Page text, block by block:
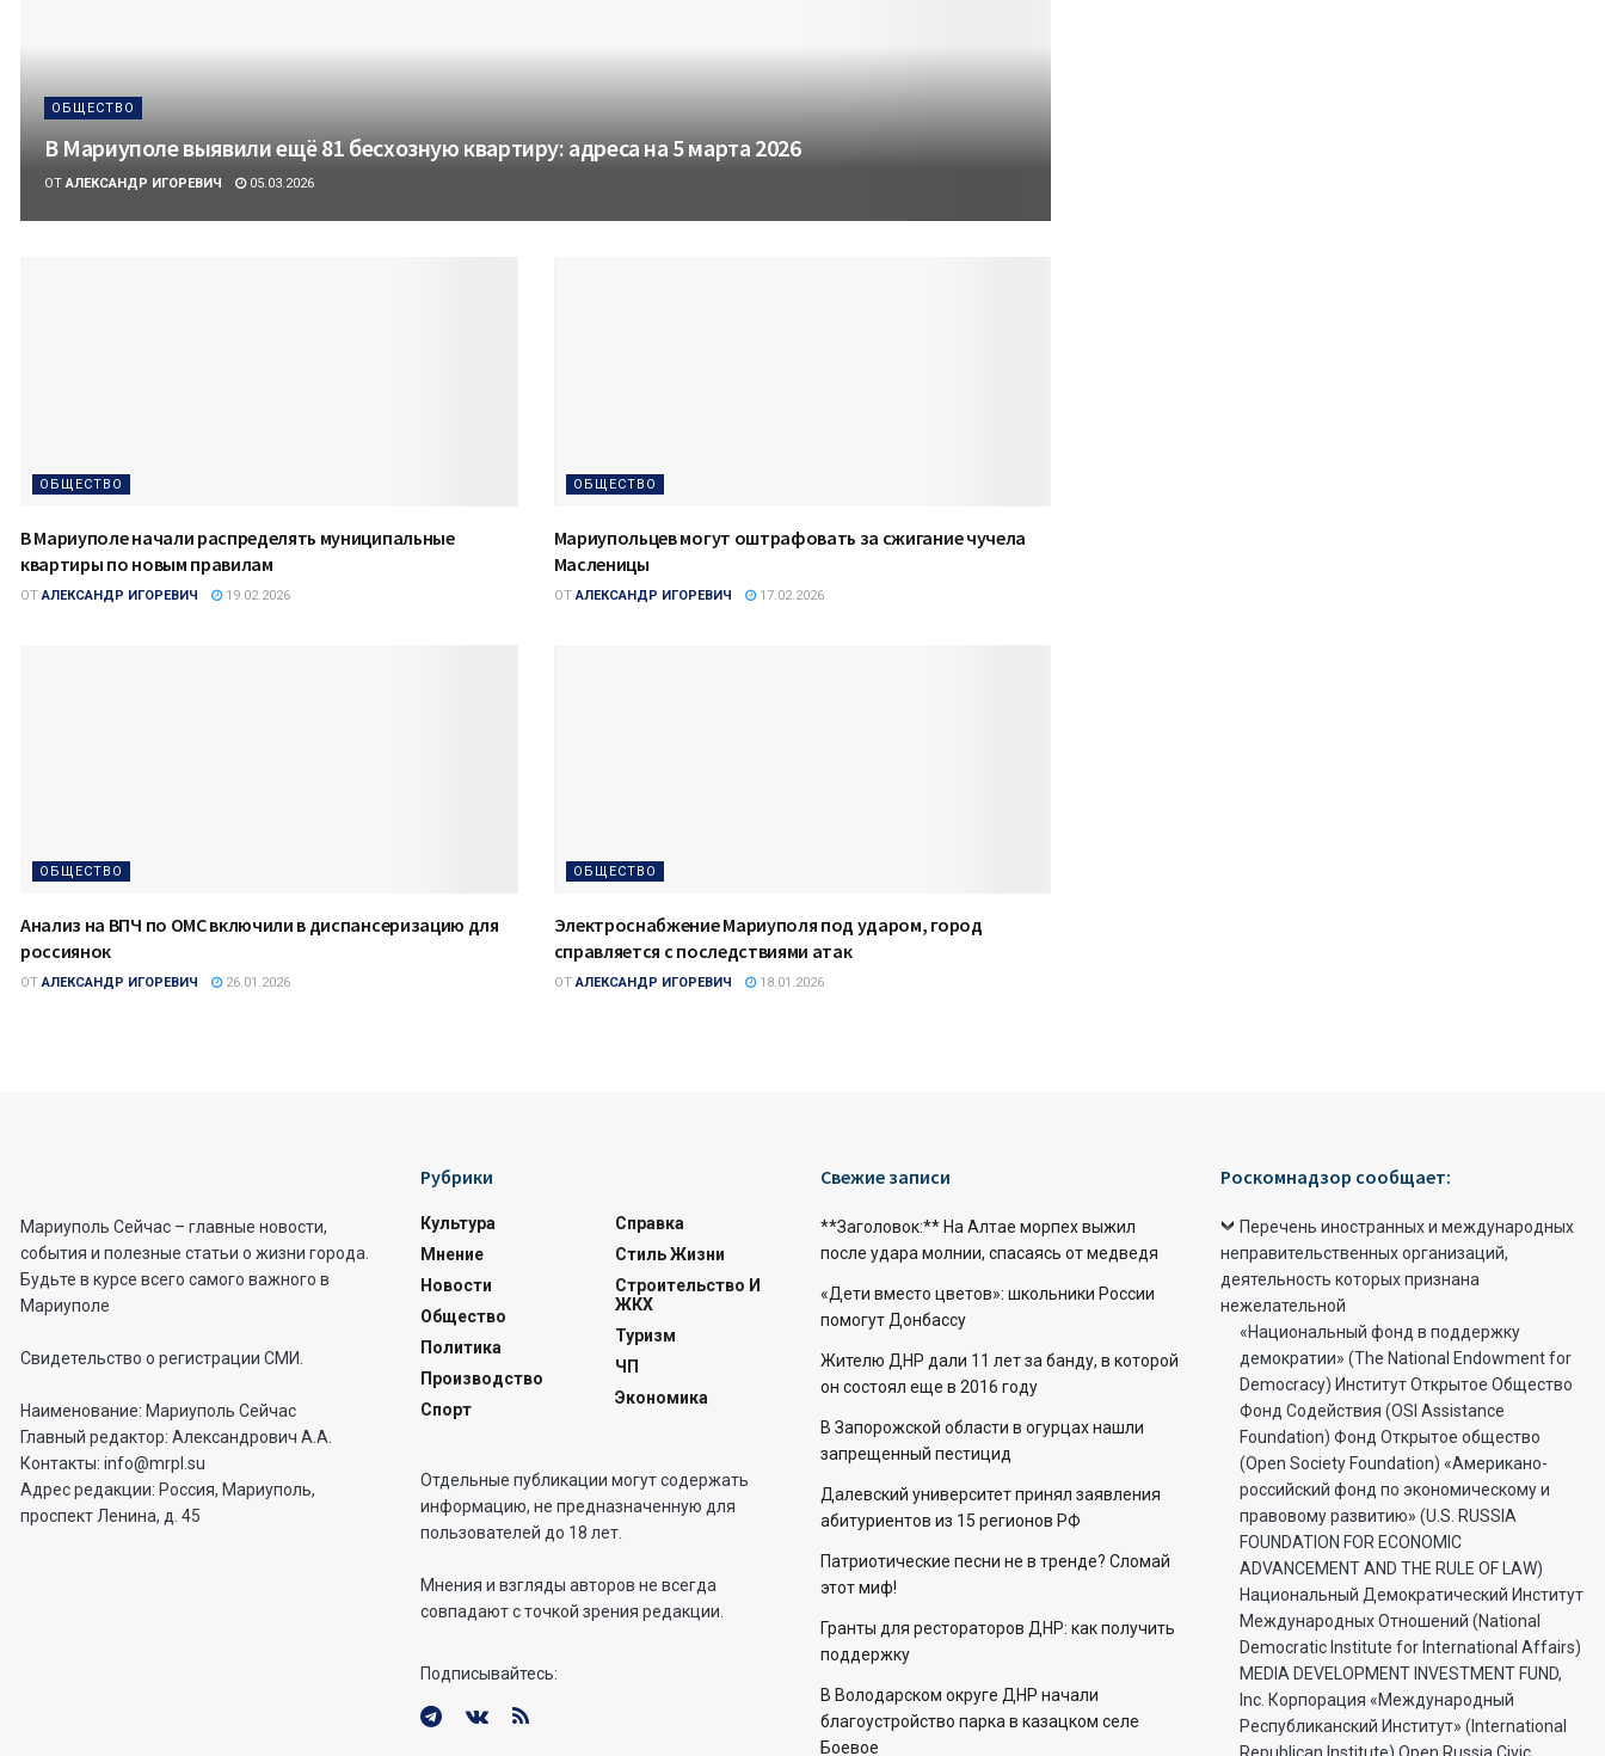
ОБЩЕСТВО
В Мариуполе выявили ещё 81 бесхозную квартиру: адреса на 5 марта 2026
ОТ АЛЕКСАНДР ИГОРЕВИЧ 05.03.2026
ОБЩЕСТВО
В Мариуполе начали распределять муниципальные
квартиры по новым правилам
ОТ АЛЕКСАНДР ИГОРЕВИЧ 19.02.2026
ОБЩЕСТВО
Мариупольцев могут оштрафовать за сжигание чучела
Масленицы
ОТ АЛЕКСАНДР ИГОРЕВИЧ 17.02.2026
ОБЩЕСТВО
Анализ на ВПЧ по ОМС включили в диспансеризацию для
россиянок
ОТ АЛЕКСАНДР ИГОРЕВИЧ 26.01.2026
ОБЩЕСТВО
Электроснабжение Мариуполя под ударом, город
справляется с последствиями атак
ОТ АЛЕКСАНДР ИГОРЕВИЧ 18.01.2026
Мариуполь Сейчас – главные новости,
события и полезные статьи о жизни города.
Будьте в курсе всего самого важного в
Мариуполе
Свидетельство о регистрации СМИ.
Наименование: Мариуполь Сейчас
Главный редактор: Александрович А.А.
Контакты: info@mrpl.su
Адрес редакции: Россия, Мариуполь,
проспект Ленина, д. 45
Рубрики
Культура
Мнение
Новости
Общество
Политика
Производство
Спорт
Справка
Стиль Жизни
Строительство И
ЖКХ
Туризм
ЧП
Экономика
Отдельные публикации могут содержать
информацию, не предназначенную для
пользователей до 18 лет.
Мнения и взгляды авторов не всегда
совпадают с точкой зрения редакции.
Подписывайтесь:
Свежие записи
**Заголовок:** На Алтае морпех выжил
после удара молнии, спасаясь от медведя
«Дети вместо цветов»: школьники России
помогут Донбассу
Жителю ДНР дали 11 лет за банду, в которой
он состоял еще в 2016 году
В Запорожской области в огурцах нашли
запрещенный пестицид
Далевский университет принял заявления
абитуриентов из 15 регионов РФ
Патриотические песни не в тренде? Сломай
этот миф!
Гранты для рестораторов ДНР: как получить
поддержку
В Володарском округе ДНР начали
благоустройство парка в казацком селе
Боевое
Роскомнадзор сообщает:
Перечень иностранных и международных
неправительственных организаций,
деятельность которых признана
нежелательной
«Национальный фонд в поддержку
демократии» (The National Endowment for
Democracy) Институт Открытое Общество
Фонд Содействия (OSI Assistance
Foundation) Фонд Открытое общество
(Open Society Foundation) «Американо-
российский фонд по экономическому и
правовому развитию» (U.S. RUSSIA
FOUNDATION FOR ECONOMIC
ADVANCEMENT AND THE RULE OF LAW)
Национальный Демократический Институт
Международных Отношений (National
Democratic Institute for International Affairs)
MEDIA DEVELOPMENT INVESTMENT FUND,
Inc. Корпорация «Международный
Республиканский Институт» (International